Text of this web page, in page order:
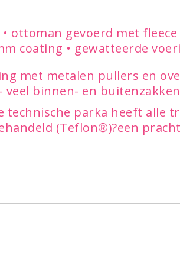
• ottoman gevoerd met
coating • gewatteerde
met metalen pullers en
binnen- en
technische parka heeft alle
(Teflon®)?een